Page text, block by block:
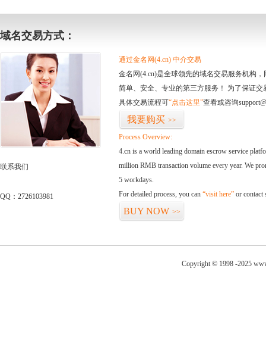
域名交易方式：
联系我们
QQ：2726103981
通过金名网(4.cn) 中介交易
金名网(4.cn)是全球领先的域名交易服务机构
简单、安全、专业的第三方服务！ 为了保证
具体交易流程可“点击这里”查看或咨询
我要购买 >>
Process Overview:
4.cn is a world leading domain escrow service
million RMB transaction volume every year. We
5 workdays.
For detailed process, you can “visit here” or contact
BUY NOW >>
Copyright © 1998 -2025